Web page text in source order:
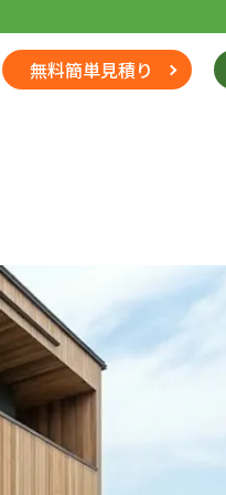
無料簡単見積り